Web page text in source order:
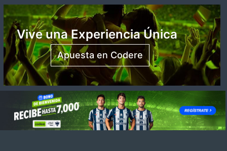
Vive una Experiencia Única
Apuesta en Codere